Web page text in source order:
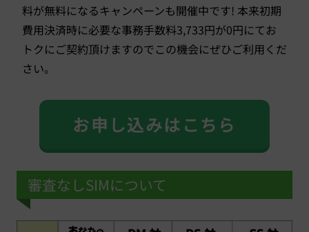
料が無料になるキャンペーンも開催中です! 本来初期
費用決済時に必要な事務手数料3,733円が0円にてお
トクにご契約頂けますのでこの機会にぜひご利用くだ
さい。
お申し込みはこちら
審査なしSIMについて